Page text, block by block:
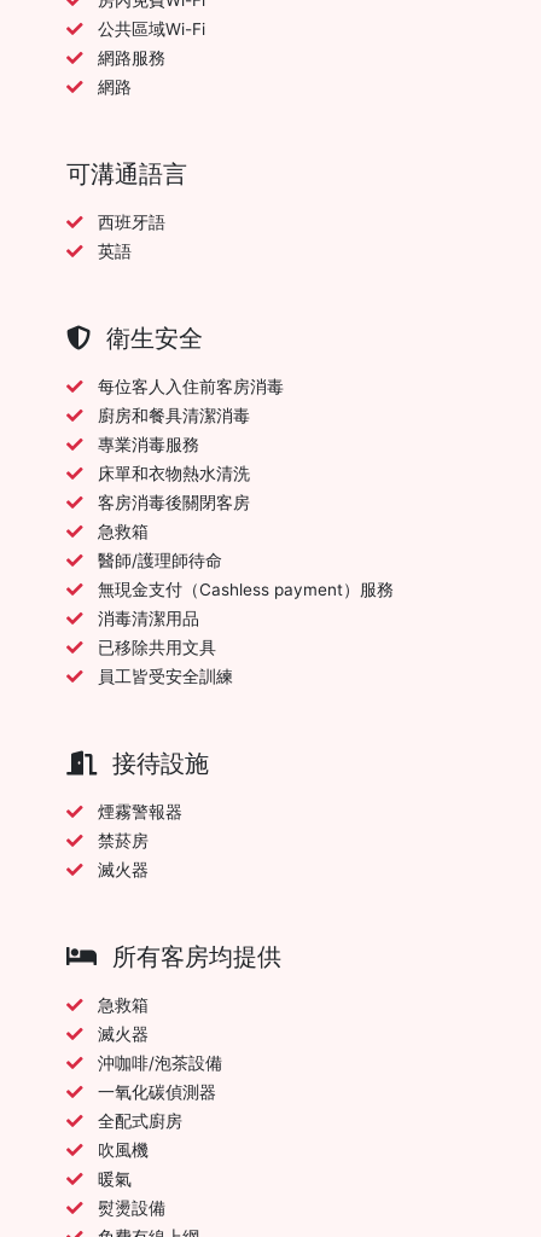
公共區域Wi-Fi
網路服務
網路
可溝通語言
西班牙語
英語
衛生安全
每位客人入住前客房消毒
廚房和餐具清潔消毒
專業消毒服務
床單和衣物熱水清洗
客房消毒後關閉客房
急救箱
醫師/護理師待命
無現金支付（Cashless payment）服務
消毒清潔用品
已移除共用文具
員工皆受安全訓練
接待設施
煙霧警報器
禁菸房
滅火器
所有客房均提供
急救箱
滅火器
沖咖啡/泡茶設備
一氧化碳偵測器
全配式廚房
吹風機
暖氣
熨燙設備